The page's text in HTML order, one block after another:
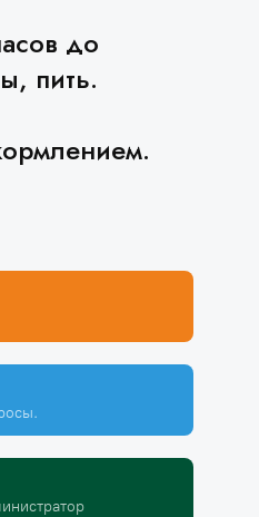
до
пить.